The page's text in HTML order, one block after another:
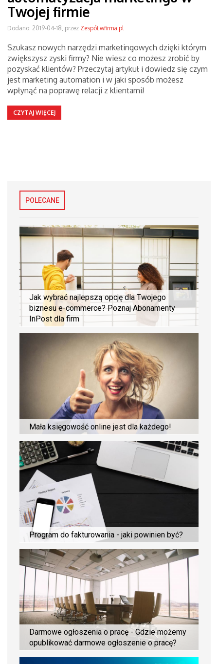
Twojej firmie
Dodano: 2019-04-18, przez Zespół wfirma.pl
Szukasz nowych narzędzi marketingowych dzięki którym
zwiększysz zyski firmy? Nie wiesz co możesz zrobić by
pozyskać klientów? Przeczytaj artykuł i dowiedz się czym
jest marketing automation i w jaki sposób możesz
wpłynąć na poprawę relacji z klientami!
CZYTAJ WIĘCEJ
POLECANE
Jak wybrać najlepszą opcję dla Twojego
biznesu e-commerce? Poznaj Abonamenty
InPost dla firm
Mała księgowość online jest dla każdego!
Program do fakturowania - jaki powinien być?
Darmowe ogłoszenia o pracę - Gdzie możemy
opublikować darmowe ogłoszenie o pracę?